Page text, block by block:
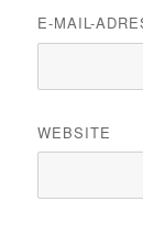
E-MAIL-
WEBSITE